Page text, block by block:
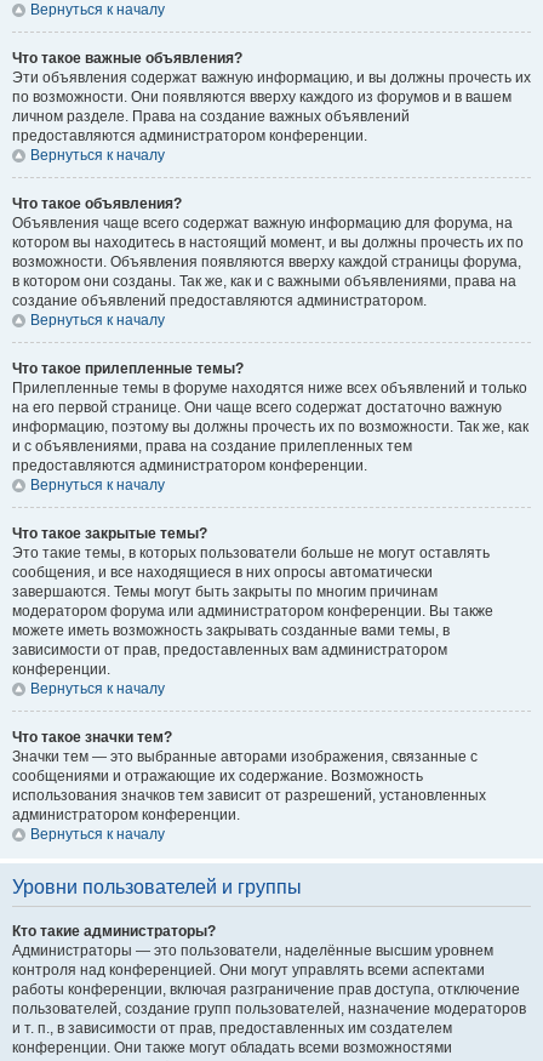
Вернуться к началу
Что такое важные объявления?
Эти объявления содержат важную информацию, и вы должны прочесть их
по возможности. Они появляются вверху каждого из форумов и в вашем
личном разделе. Права на создание важных объявлений
предоставляются администратором конференции.
Вернуться к началу
Что такое объявления?
Объявления чаще всего содержат важную информацию для форума, на
котором вы находитесь в настоящий момент, и вы должны прочесть их по
возможности. Объявления появляются вверху каждой страницы форума,
в котором они созданы. Так же, как и с важными объявлениями, права на
создание объявлений предоставляются администратором.
Вернуться к началу
Что такое прилепленные темы?
Прилепленные темы в форуме находятся ниже всех объявлений и только
на его первой странице. Они чаще всего содержат достаточно важную
информацию, поэтому вы должны прочесть их по возможности. Так же, как
и с объявлениями, права на создание прилепленных тем
предоставляются администратором конференции.
Вернуться к началу
Что такое закрытые темы?
Это такие темы, в которых пользователи больше не могут оставлять
сообщения, и все находящиеся в них опросы автоматически
завершаются. Темы могут быть закрыты по многим причинам
модератором форума или администратором конференции. Вы также
можете иметь возможность закрывать созданные вами темы, в
зависимости от прав, предоставленных вам администратором
конференции.
Вернуться к началу
Что такое значки тем?
Значки тем — это выбранные авторами изображения, связанные с
сообщениями и отражающие их содержание. Возможность
использования значков тем зависит от разрешений, установленных
администратором конференции.
Вернуться к началу
Уровни пользователей и группы
Кто такие администраторы?
Администраторы — это пользователи, наделённые высшим уровнем
контроля над конференцией. Они могут управлять всеми аспектами
работы конференции, включая разграничение прав доступа, отключение
пользователей, создание групп пользователей, назначение модераторов
и т. п., в зависимости от прав, предоставленных им создателем
конференции. Они также могут обладать всеми возможностями